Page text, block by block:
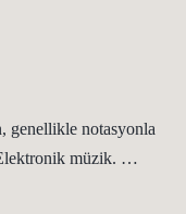
genellikle notasyonla
müzik. …